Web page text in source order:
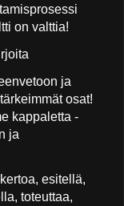
on valttia!
ja
osat!
kappaletta -
ja
esitellä,
toteuttaa,